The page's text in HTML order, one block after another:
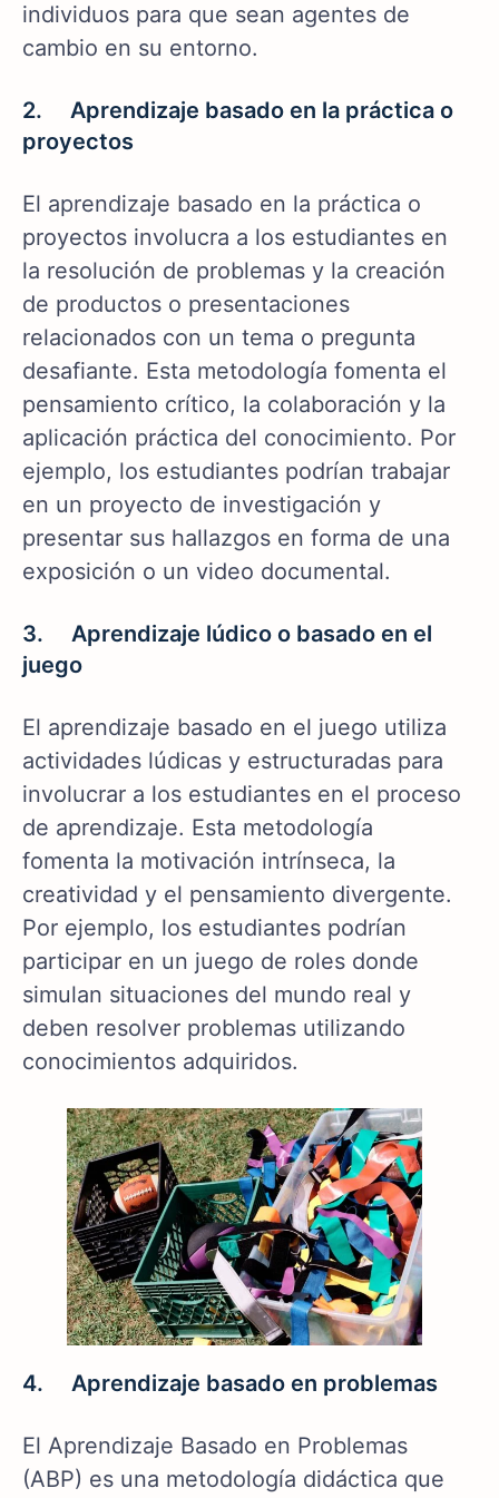
individuos para que sean agentes de
cambio en su entorno.
2. Aprendizaje basado en la práctica o
proyectos
El aprendizaje basado en la práctica o
proyectos involucra a los estudiantes en
la resolución de problemas y la creación
de productos o presentaciones
relacionados con un tema o pregunta
desafiante. Esta metodología fomenta el
pensamiento crítico, la colaboración y la
aplicación práctica del conocimiento. Por
ejemplo, los estudiantes podrían trabajar
en un proyecto de investigación y
presentar sus hallazgos en forma de una
exposición o un video documental.
3. Aprendizaje lúdico o basado en el
juego
El aprendizaje basado en el juego utiliza
actividades lúdicas y estructuradas para
involucrar a los estudiantes en el proceso
de aprendizaje. Esta metodología
fomenta la motivación intrínseca, la
creatividad y el pensamiento divergente.
Por ejemplo, los estudiantes podrían
participar en un juego de roles donde
simulan situaciones del mundo real y
deben resolver problemas utilizando
conocimientos adquiridos.
4. Aprendizaje basado en problemas
El Aprendizaje Basado en Problemas
(ABP) es una metodología didáctica que